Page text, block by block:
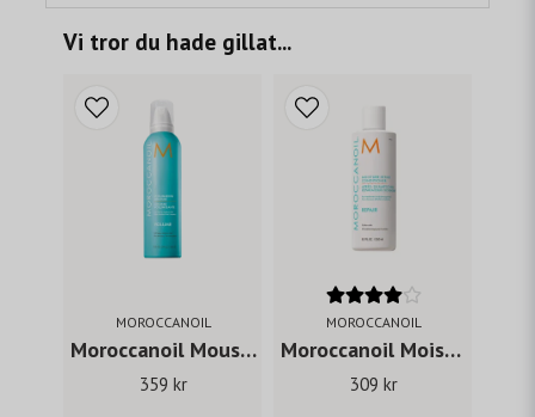
Vi tror du hade gillat...
MOROCCANOIL
Moroccanoil Mousse 250 ml
359 kr
MOROCCANOIL
Moroccanoil Moisture Repair Conditioner 250 ml
309 kr